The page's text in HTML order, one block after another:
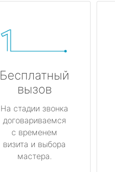
Бесплатный
вызов
На стадии звонка
договариваемся
с временем
визита и выбора
мастера.